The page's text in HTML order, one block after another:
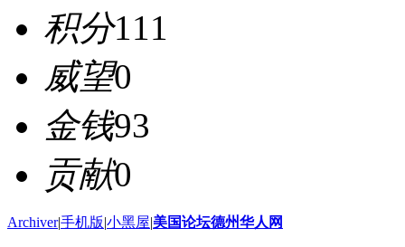
积分111
威望0
金钱93
贡献0
Archiver|手机版|小黑屋|美国论坛德州华人网